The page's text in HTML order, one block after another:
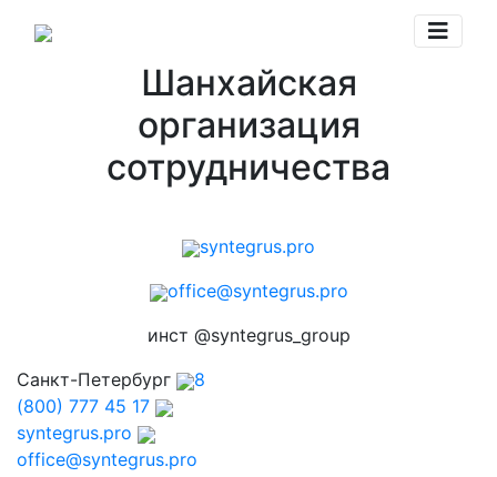
Шанхайская
организация
сотрудничества
syntegrus.pro
office@syntegrus.pro
инст @syntegrus_group
Санкт-Петербург
8
(800) 777 45 17
syntegrus.pro
office@syntegrus.pro